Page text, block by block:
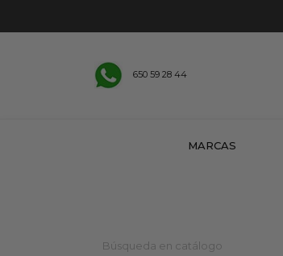
650 59 28 44
MARCAS